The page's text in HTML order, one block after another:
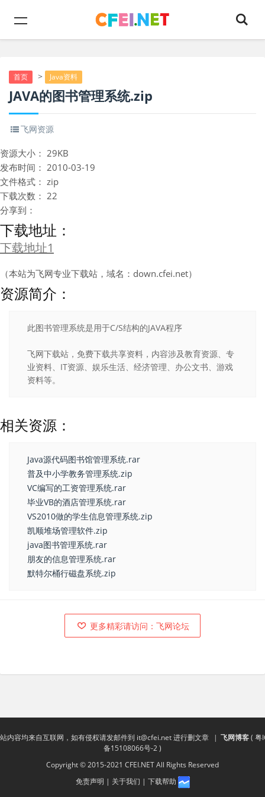
首页 > Java资料
JAVA的图书管理系统.zip
飞网资源
资源大小： 29KB
发布时间： 2010-03-19
文件格式： zip
下载次数： 22
分享到：
下载地址：
下载地址1
（本站为飞网专业下载站，域名：down.cfei.net）
资源简介：
此图书管理系统是用于C/S结构的JAVA程序
飞网下载站，免费下载共享资料，内容涉及教育资源、专
业资料、IT资源、娱乐生活、经济管理、办公文书、游戏
资料等。
相关资源：
Java源代码图书馆管理系统.rar
普及中小学教务管理系统.zip
VC编写的工资管理系统.rar
毕业VB的酒店管理系统.rar
VS2010做的学生信息管理系统.zip
凯顺堆场管理软件.zip
java图书管理系统.rar
朋友的信息管理系统.rar
默特尔桶行磁盘系统.zip
更多精彩请访问：飞网论坛
内容均来自互联网，如有侵权请发邮件到 it@cfei.net进行删文章 | 飞网博客( 粤
备15108066号-2)
Copyright © 2015-2021 CFEI.NET All Rights Reserved
免责声明 | 关于我们 | 下载帮助